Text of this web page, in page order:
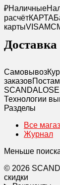
₽Наличные
расчётКАРТА
картыVISAMC
Доставка
Самовывоз
заказов
SCANDALOSE
Технологии
Разделы
Все
Журнал
Меньше
© 2026
скидки